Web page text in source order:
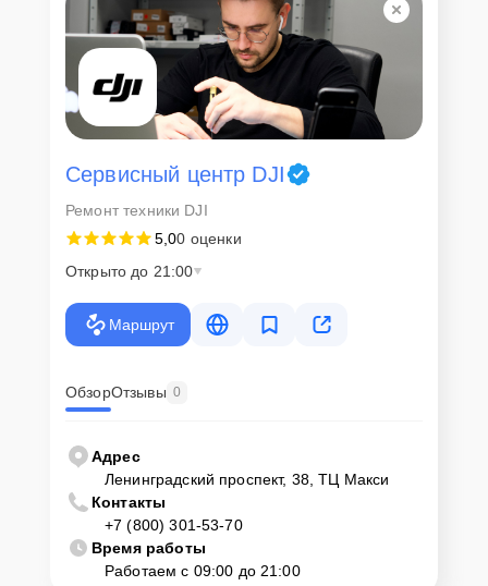
Сервисный центр DJI
Ремонт техники DJI
5,00 оценки
Открыто до 21:00
Маршрут
ОбзорОтзывы 0
Адрес
Ленинградский проспект, 38, ТЦ Макси
Контакты
+7 (800) 301-53-70
Время работы
Работаем с 09:00 до 21:00